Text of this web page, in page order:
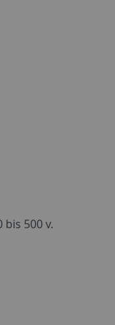
500 v.